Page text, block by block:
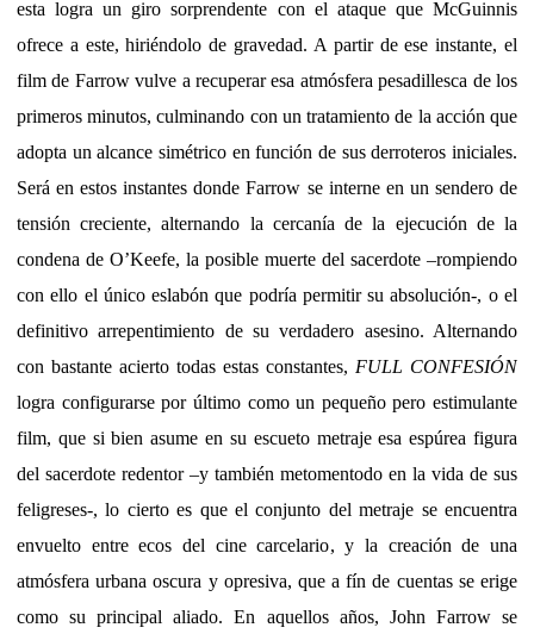
esta logra un giro sorprendente con el ataque que McGuinnis
ofrece a este, hiriéndolo de gravedad. A partir de ese instante, el
film de Farrow vulve a recuperar esa atmósfera pesadillesca de los
primeros minutos, culminando con un tratamiento de la acción que
adopta un alcance simétrico en función de sus derroteros iniciales.
Será en estos instantes donde Farrow se interne en un sendero de
tensión creciente, alternando la cercanía de la ejecución de la
condena de O’Keefe, la posible muerte del sacerdote –rompiendo
con ello el único eslabón que podría permitir su absolución-, o el
definitivo arrepentimiento de su verdadero asesino. Alternando
con bastante acierto todas estas constantes, FULL CONFESIÓN
logra configurarse por último como un pequeño pero estimulante
film, que si bien asume en su escueto metraje esa espúrea figura
del sacerdote redentor –y también metomentodo en la vida de sus
feligreses-, lo cierto es que el conjunto del metraje se encuentra
envuelto entre ecos del cine carcelario, y la creación de una
atmósfera urbana oscura y opresiva, que a fín de cuentas se erige
como su principal aliado. En aquellos años, John Farrow se